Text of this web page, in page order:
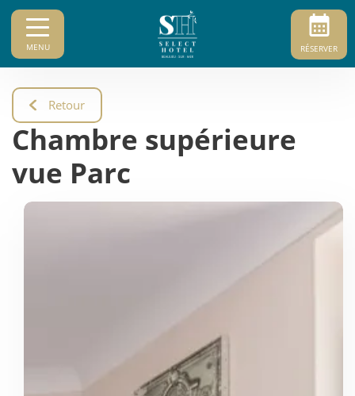
RÉSERVER
MENU
Retour
Chambre supérieure
vue Parc